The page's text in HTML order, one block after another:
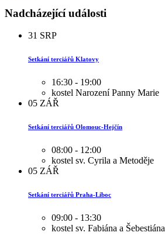
Nadcházející události
31 SRP
Setkání terciářů Klatovy
16:30 - 19:00
kostel Narození Panny Marie
05 ZÁŘ
Setkání terciářů Olomouc-Hejčín
08:00 - 12:00
kostel sv. Cyrila a Metoděje
05 ZÁŘ
Setkání terciářů Praha-Liboc
09:00 - 13:30
kostel sv. Fabiána a Šebestiána